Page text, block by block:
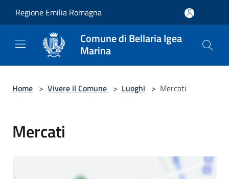
Regione Emilia Romagna
Comune di Bellaria Igea
Marina
Home > Vivere il Comune > Luoghi > Mercati
Mercati